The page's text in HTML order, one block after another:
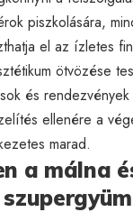
piszkolására,
el az ízletes
ötvözése
és
ellenére a
marad.
a málna